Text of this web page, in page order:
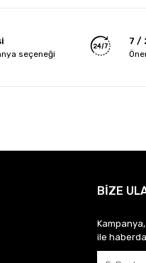
seçeneği
7 /
BİZE
ile